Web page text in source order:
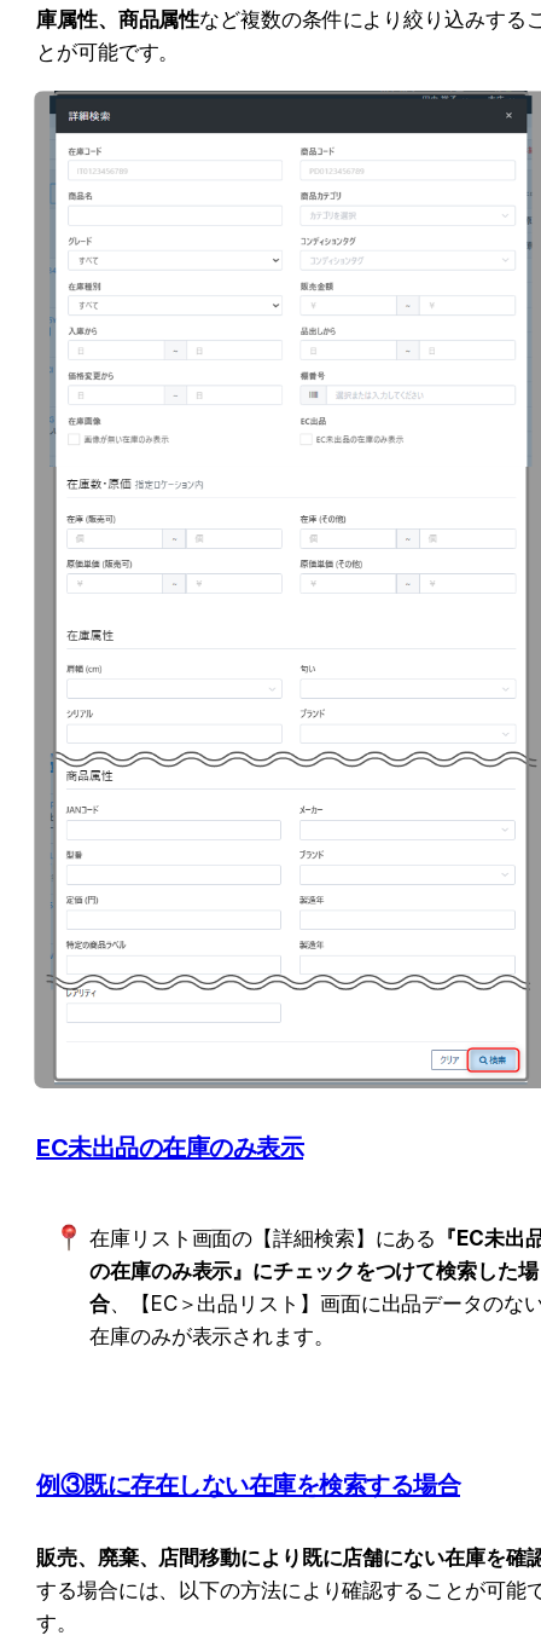
庫属性、商品属性など複数の条件により絞り込みする
とが可能です。
EC未出品の在庫のみ表示
在庫リスト画面の【詳細検索】にある 『EC未出
の在庫のみ表示』にチェックをつけて検索した場
合、
【EC＞出品リスト】画面に出品データのな
在庫のみが表示されます。
例③既に存在しない在庫を検索する場合
販売、廃棄、店間移動により既に店舗にない在庫を確
する場合には、以下の方法により確認することが可能
す。